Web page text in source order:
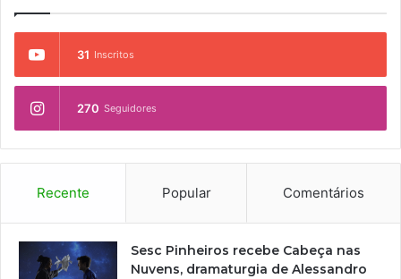
31 Inscritos
270 Seguidores
Recente Popular Comentários
Sesc Pinheiros recebe Cabeça nas
Nuvens, dramaturgia de Alessandro